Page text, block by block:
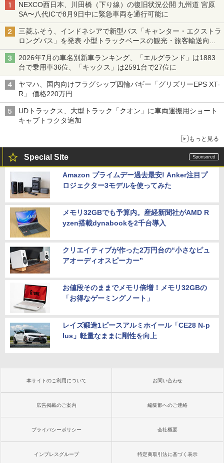
NEXCO西日本、川田橋（下り線）の復旧状況公開 九州道 宮原
SA〜八代ICで8月9日中に緊急車両を通行可能に
三菱ふそう、インドネシアで新型バス「キャンター・エクストラ
ロングバス」を発表 小型トラックベースの観光・旅客輸送向け
バス
2026年7月の車名別新車ランキング、「エルグランド」は1883
台で乗用車36位、「キックス」は2591台で27位に
ヤマハ、国内向けフラグシップ四輪バギー「グリズリーEPS XT-
R」 価格220万円
UDトラックス、大型トラック「クオン」に車両運搬用ショート
キャブトラクタ追加
もっと見る
Special Site
Amazon プライムデー過去最安! Anker注目プ
ロジェクター3モデルを使ってみた
メモリ32GBでも予算内。産経新聞社がAMD R
yzen搭載dynabookを2千台導入
クリエイティブが作った2万円台の“小さなピュ
アオーディオスピーカー”
お値段そのままでメモリ倍増！メモリ32GBの
「お得なゲーミングノート」
レイズ鍛造1ピースアルミホイール「CE28 N-p
lus」軽量なままに剛性を向上
本サイトのご利用について お問い合わせ
広告掲載のご案内 編集部へのご連絡
プライバシーポリシー 会社概要
インプレスグループ 特定商取引法に基づく表示